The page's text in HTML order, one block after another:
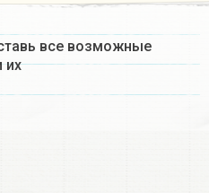
все возможные
их